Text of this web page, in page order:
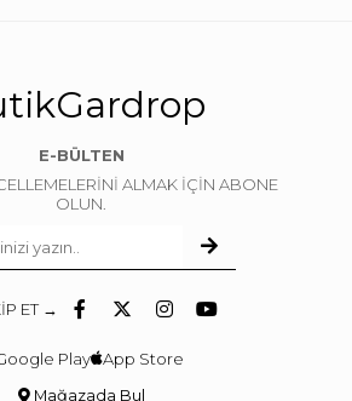
E-BÜLTEN
ALMAK İÇİN ABONE
OLUN.
ET →
Play App Store
Mağazada Bul